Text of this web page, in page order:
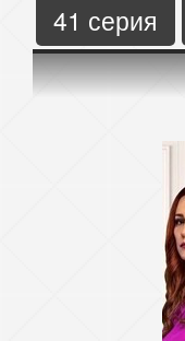
41 серия
45 серия